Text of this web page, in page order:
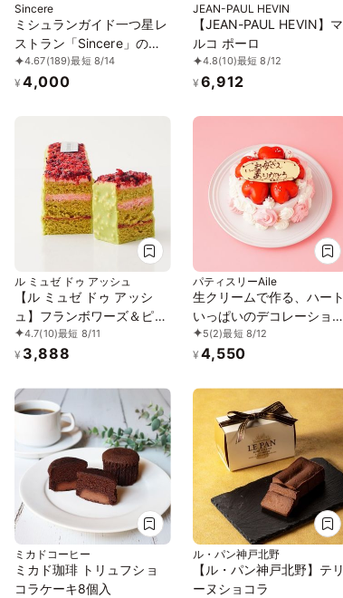
Sincere
ミシュランガイド一つ星レ
ストラン「Sincere」のア
マゾンカカオのショコラテ
リーヌ
4.67(189)最短 8/14
¥ 4,000
JEAN-PAUL HEVIN
【JEAN-PAUL HEVIN】マ
ルコ ポーロ
4.8(10)最短 8/12
¥ 6,912
ル ミュゼ ドゥ アッシュ
【ル ミュゼ ドゥ アッシ
ュ】フランボワーズ＆ピス
ターシュ／
4.7(10)最短 8/11
¥ 3,888
パティスリーAile
生クリームで作る、ハート
いっぱいのデコレーション
4号 12cm
5(2)最短 8/12
¥ 4,550
ミカドコーヒー
ミカド珈琲 トリュフショ
コラケーキ8個入
ル・パン神戸北野
【ル・パン神戸北野】テリ
ーヌショコラ